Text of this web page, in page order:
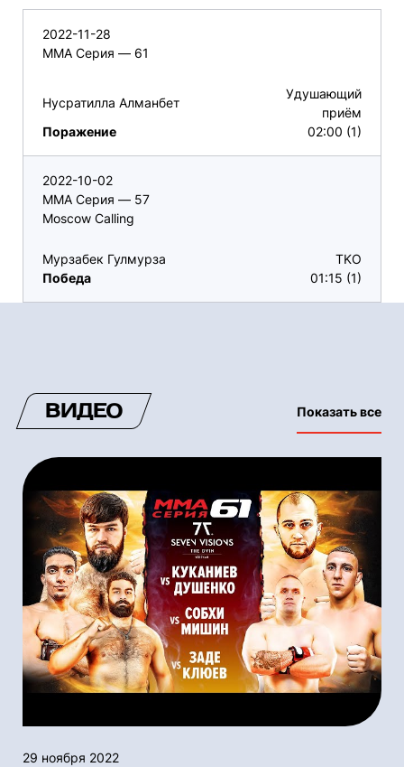
2022-11-28
ММА Серия — 61
Нусратилла Алманбет
Поражение
Удушающий
приём
02:00 (1)
2022-10-02
ММА Серия — 57
Moscow Calling
Мурзабек Гулмурза
Победа
TKO
01:15 (1)
ВИДЕО Показать все
29 ноября 2022